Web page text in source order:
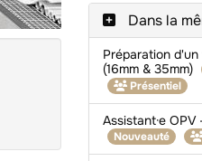
Dans la
Préparation
(16mm & 35mm)
Présentiel
Assistant·e OPV
Nouveauté